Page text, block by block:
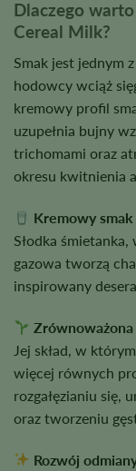
Dlaczego
Cereal Milk?
Smak jest jednym
hodowcy wciąż
kremowy profil
uzupełnia bujny
trichomami oraz
okresu kwitnienia
Kremowy
Słodka
gazowa tworzą
inspirowany
Jej skład, w
więcej równych
rozgałęzianiu się,
oraz tworzeniu
Rozwój